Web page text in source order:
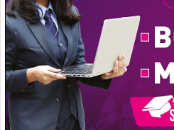
जमशेदपुर ने देश की अग्रणी
एनालिटिक्स विषय में बीबीए एवं
करने के लिए समझौता ज्ञापन (MoU)
साझेदारी का उद्देश्य विद्यार्थियों को
आधुनिक एवं रोजगारपरक शिक्षा